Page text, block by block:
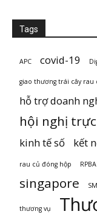
Tags
APC covid-19
giao thương trái cây rau
hỗ trợ doanh
hội nghị
kinh tế số
kết
rau củ đóng hộp
singapore
thương vụ